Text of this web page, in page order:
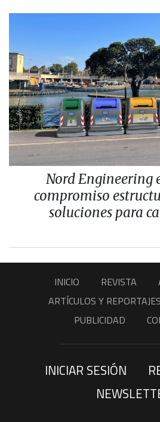
Nord Engineering
compromiso
soluciones para
INICIO REVISTA
ARTÍCULOS Y REPORTAJES
PUBLICIDAD
INICIAR SESIÓN